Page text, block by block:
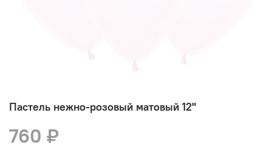
Пастель нежно-розовый матовый 12"
760 ₽